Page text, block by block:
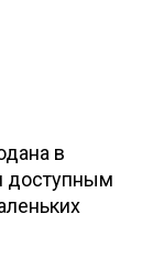
в
доступным